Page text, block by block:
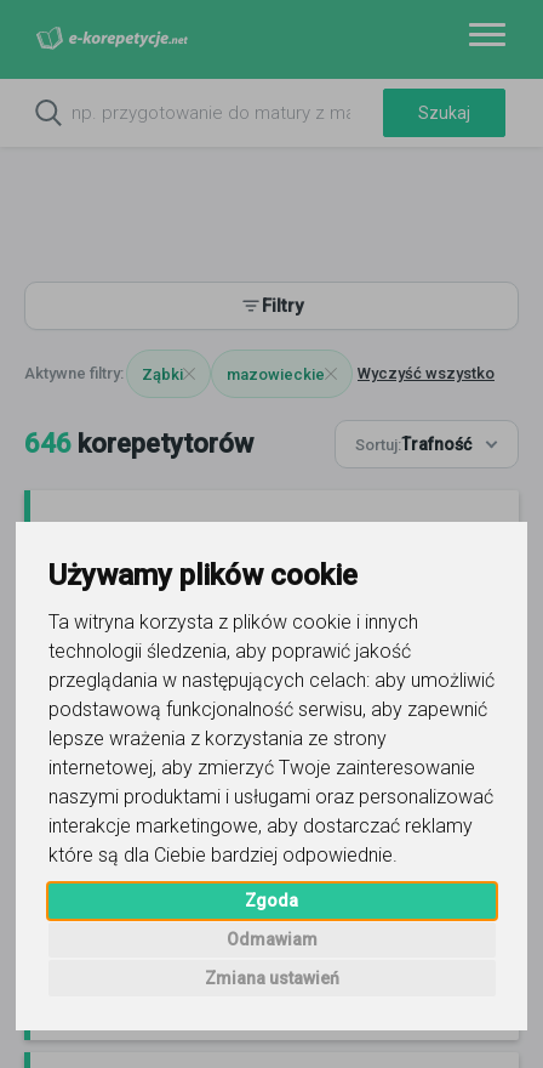
Używamy plików cookie
Ta witryna korzysta z plików cookie i innych
technologii śledzenia, aby poprawić jakość
przeglądania w następujących celach: aby umożliwić
podstawową funkcjonalność serwisu, aby zapewnić
lepsze wrażenia z korzystania ze strony
internetowej, aby zmierzyć Twoje zainteresowanie
naszymi produktami i usługami oraz personalizować
interakcje marketingowe, aby dostarczać reklamy
które są dla Ciebie bardziej odpowiednie.
Zgoda
Odmawiam
Zmiana ustawień
Filtry
Ząbki mazowieckie Wyczyść wszystko
646 korepetytorów Sortuj:Trafność
język angielski
Aleksandra Hankowska-Nwobi
Zapraszam na zajęcia w sezonie wakacyjnym. Język
ogólny, biznesowy, konwersacje. Przygotowanie do
egzaminów. Zajęcia dla dzieci, młodzieży, dorosłych.
Czytaj więcej
Online, Ząbki i 4 inne
85opinii
100-110 zł / 45 min